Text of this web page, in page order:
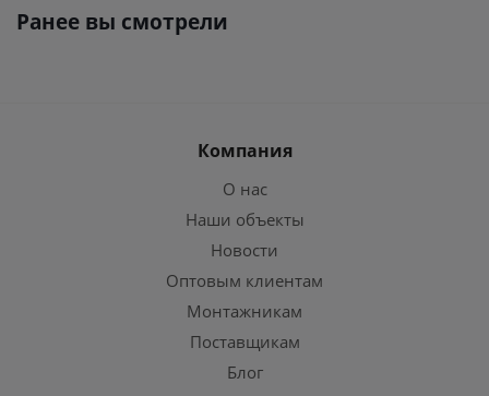
Ранее вы смотрели
Компания
О нас
Наши объекты
Новости
Оптовым клиентам
Монтажникам
Поставщикам
Блог